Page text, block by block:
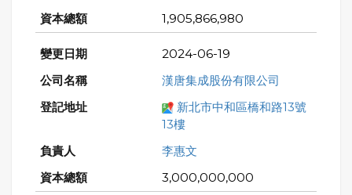
1,905,866,980
2024-06-19
漢唐集成股份有限公司
新北市中和區橋和路13號
13樓
李惠文
3,000,000,000